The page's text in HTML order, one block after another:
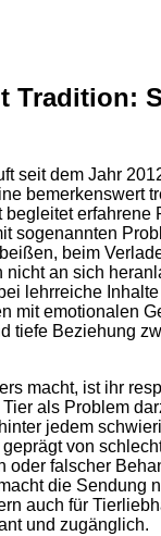
Tradition:
seit dem Jahr
bemerkenswert
erfahrene
sogenannten
beim
nicht an sich
lehrreiche
mit emotionalen
tiefe Beziehung
macht, ist ihr
als Problem
jedem
von
oder falscher
die Sendung
auch für
und zugänglich.